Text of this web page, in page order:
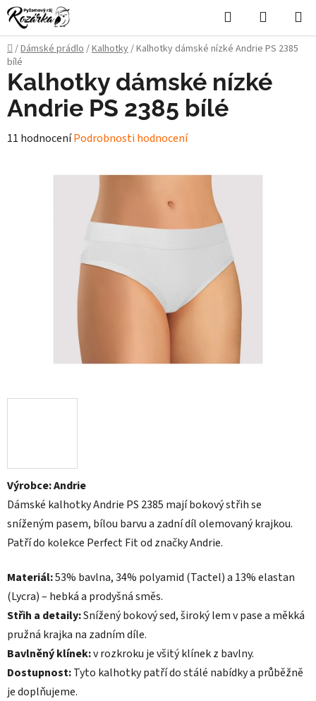
Přejít
na
obsah
Hledat
KOŠÍK
Domů
/Dámské prádlo/Kalhotky/Kalhotky dámské nízké Andrie PS 2385
bílé
Výrobce: Andrie
Dámské kalhotky Andrie PS 2385 mají bokový střih se
sníženým pasem, bílou barvu a zadní díl olemovaný krajkou.
Patří do kolekce Perfect Fit od značky Andrie.
Materiál:53% bavlna, 34% polyamid (Tactel) a 13% elastan
(Lycra) – hebká a prodyšná směs.
Střih a detaily:Snížený bokový sed, široký lem v pase a měkká
pružná krajka na zadním díle.
Bavlněný klínek:v rozkroku je všitý klínek z bavlny.
Dostupnost:Tyto kalhotky patří do stálé nabídky a průběžně
je doplňujeme.
Kalhotky dámské nízké
Andrie PS 2385 bílé
Průměrné
11 hodnoceníPodrobnosti hodnocení